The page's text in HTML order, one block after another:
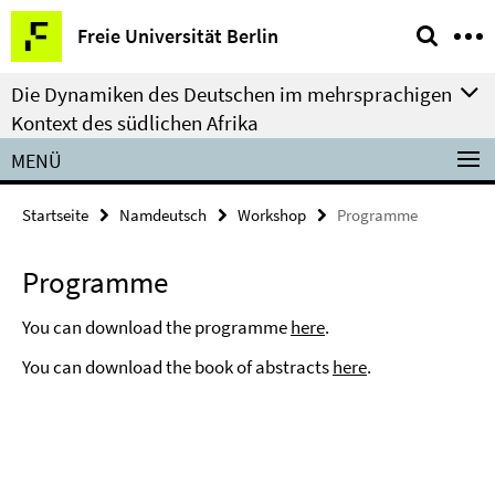
Springe
direkt
zu
Inhalt
Freie Universität Berlin
Service-
Navigation
Die Dynamiken des Deutschen im mehrsprachigen
Kontext des südlichen Afrika
MENÜ
Startseite Namdeutsch Workshop Programme
Programme
You can download the programmehere.
You can download the book of abstractshere.